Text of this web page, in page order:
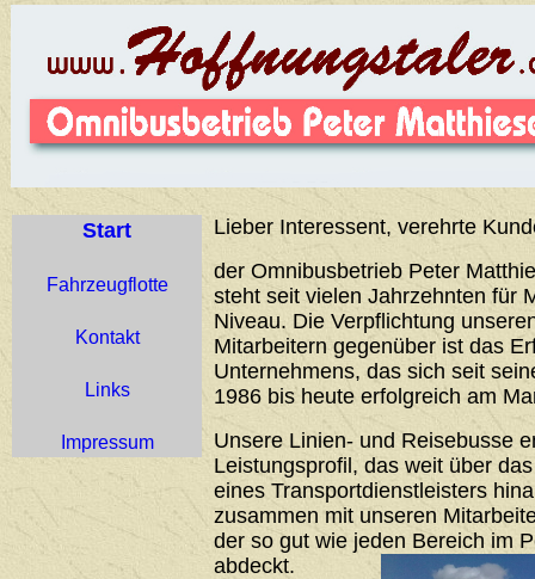
Start
Fahrzeugflotte
Kontakt
Links
Impressum
Lieber Interessent, verehrte
der Omnibusbetrieb Peter
steht seit vielen Jahrzehnten für
Niveau. Die Verpflichtung
Mitarbeitern gegenüber ist das
Unternehmens, das sich seit
1986 bis heute erfolgreich am
Unsere Linien- und Reisebusse
Leistungsprofil, das weit über
eines Transportdienstleisters
zusammen mit unseren
der so gut wie jeden Bereich im
abdeckt.